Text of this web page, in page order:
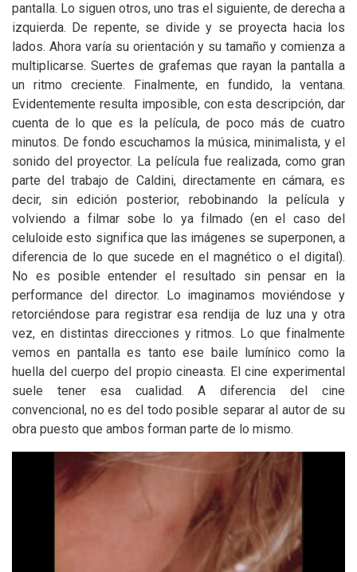
pantalla. Lo siguen otros, uno tras el siguiente, de derecha a
izquierda. De repente, se divide y se proyecta hacia los
lados. Ahora varía su orientación y su tamaño y comienza a
multiplicarse. Suertes de grafemas que rayan la pantalla a
un ritmo creciente. Finalmente, en fundido, la ventana.
Evidentemente resulta imposible, con esta descripción, dar
cuenta de lo que es la película, de poco más de cuatro
minutos. De fondo escuchamos la música, minimalista, y el
sonido del proyector. La película fue realizada, como gran
parte del trabajo de Caldini, directamente en cámara, es
decir, sin edición posterior, rebobinando la película y
volviendo a filmar sobe lo ya filmado (en el caso del
celuloide esto significa que las imágenes se superponen, a
diferencia de lo que sucede en el magnético o el digital).
No es posible entender el resultado sin pensar en la
performance del director. Lo imaginamos moviéndose y
retorciéndose para registrar esa rendija de luz una y otra
vez, en distintas direcciones y ritmos. Lo que finalmente
vemos en pantalla es tanto ese baile lumínico como la
huella del cuerpo del propio cineasta. El cine experimental
suele tener esa cualidad. A diferencia del cine
convencional, no es del todo posible separar al autor de su
obra puesto que ambos forman parte de lo mismo.